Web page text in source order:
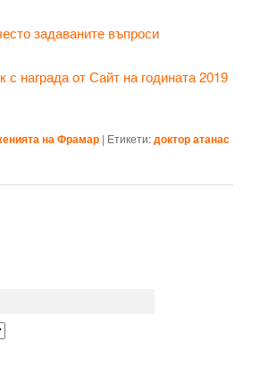
задаваните въпроси
с награда от Сайт на годината 2019
на Фрамар | Етикети:доктор атанас